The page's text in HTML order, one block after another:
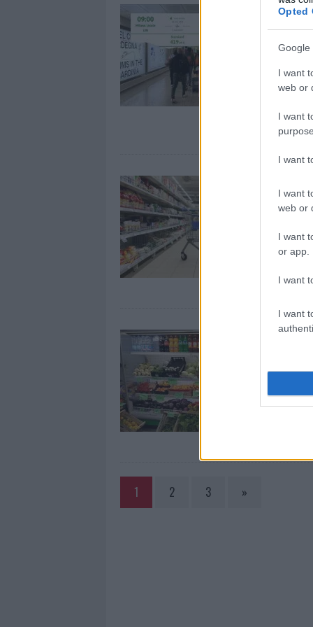
Opted
Google
I want
web or
I want
I want
I want
web or
I want
or app.
I want
I want
1 2 3 »